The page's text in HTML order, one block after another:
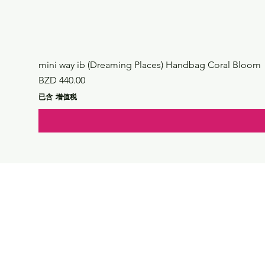
mini way ib (Dreaming Places) Handbag Coral Bloom
價格
BZD 440.00
已含 增值税